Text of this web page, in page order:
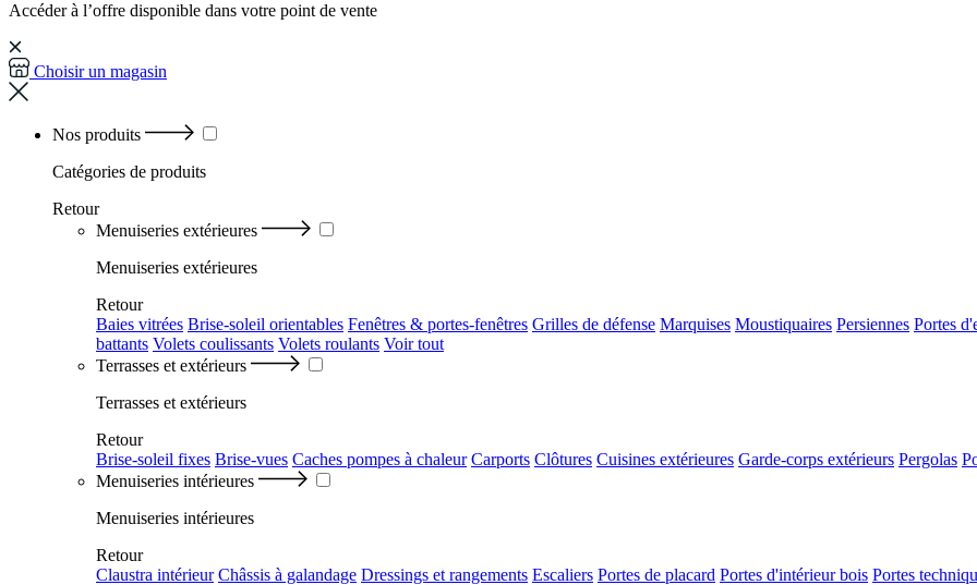
Accéder à l’offre disponible dans votre point de vente
Choisir un magasin
Nos produits
Catégories de produits
Retour
Menuiseries extérieures
Menuiseries extérieures
Retour
Baies vitrées Brise-soleil orientables Fenêtres & portes-fenêtres Grilles de défense Marquises Moustiquaires Persiennes Portes
battants Volets coulissants Volets roulants Voir tout
Terrasses et extérieurs
Terrasses et extérieurs
Retour
Brise-soleil fixes Brise-vues Caches pompes à chaleur Carports Clôtures Cuisines extérieures Garde-corps extérieurs Pergolas
Menuiseries intérieures
Menuiseries intérieures
Retour
Claustra intérieur Châssis à galandage Dressings et rangements Escaliers Portes de placard Portes d'intérieur bois Portes